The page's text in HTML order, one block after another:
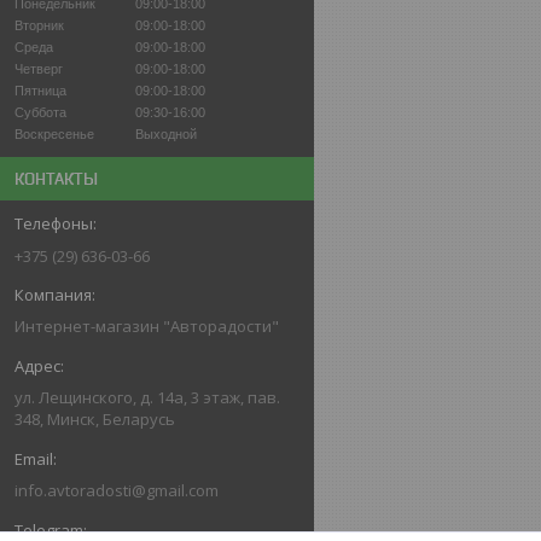
Понедельник
09:00-18:00
Вторник
09:00-18:00
Среда
09:00-18:00
Четверг
09:00-18:00
Пятница
09:00-18:00
Суббота
09:30-16:00
Воскресенье
Выходной
КОНТАКТЫ
+375 (29) 636-03-66
Интернет-магазин "Авторадости"
ул. Лещинского, д. 14а, 3 этаж, пав.
348, Минск, Беларусь
info.avtoradosti@gmail.com